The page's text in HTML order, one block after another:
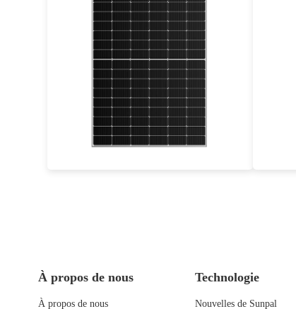
405-430W
Eff max : 21.02%
Garantie d'alimentation de 25 ans
À propos de nous
À propos de nous
Technologie
Nouvelles de Sunpal